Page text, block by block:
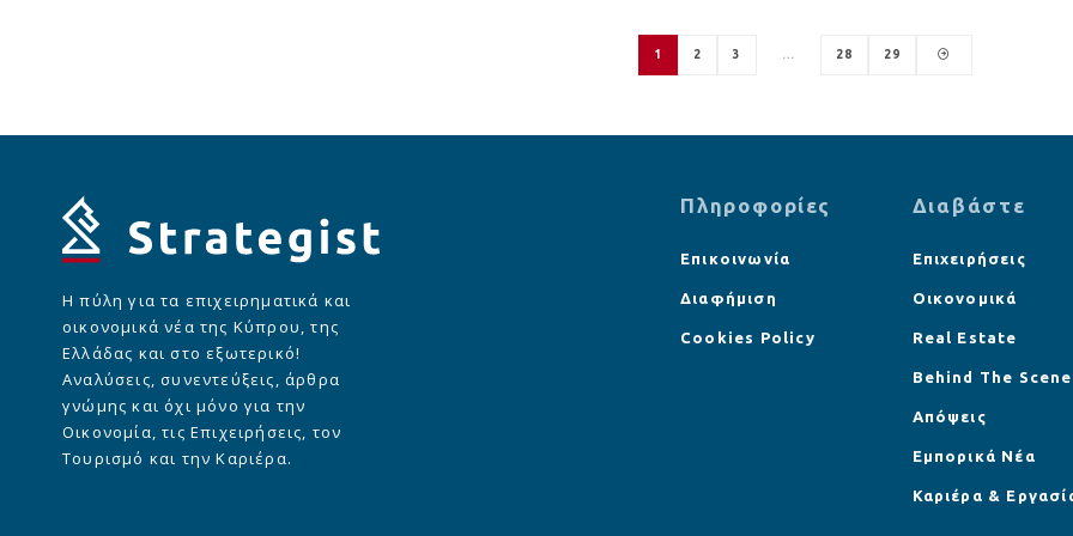
1 2 3 … 28 29
Η πύλη για τα επιχειρηματικά και
οικονομικά νέα της Κύπρου, της
Ελλάδας και στο εξωτερικό!
Αναλύσεις, συνεντεύξεις, άρθρα
γνώμης και όχι μόνο για την
Οικονομία, τις Επιχειρήσεις, τον
Τουρισμό και την Καριέρα.
Πληροφορίες
Επικοινωνία
Διαφήμιση
Cookies Policy
Διαβάστε
Επιχειρήσεις
Οικονομικά
Real Estate
Behind The
Απόψεις
Εμπορικά Νέα
Καριέρα &